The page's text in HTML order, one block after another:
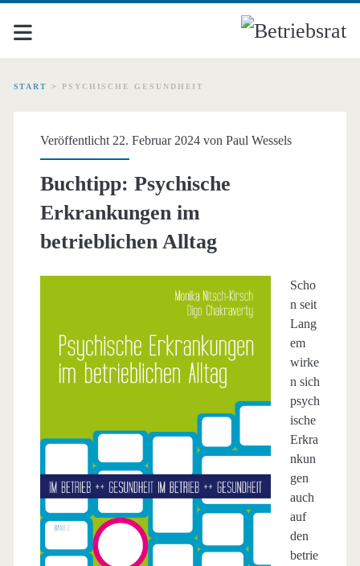
START > PSYCHISCHE GESUNDHEIT
Schlagwort:
<span>psychische
Gesundheit</span>
Veröffentlicht 22. Februar 2024 von Paul Wessels
Buchtipp: Psychische
Erkrankungen im
betrieblichen Alltag
Scho
n seit
Lang
em
wirke
n sich
psych
ische
Erkra
nkun
gen
auch
auf
den
betrie